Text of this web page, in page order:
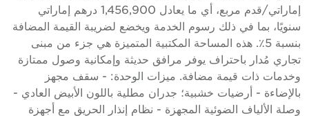
إماراتي/قدم مربع، أي ما يعادل 1,456,900 درهم إماراتي
سنويًا، بما في ذلك رسوم الخدمة ويخضع لضريبة القيمة المضافة
بنسبة 5٪. هذه المساحة المكتبية المتميزة هي جزء من مبنى
تجاري مُدار باحتراف يوفر مرافق حديثة وإمكانية وصول ممتازة
وخدمات ذات قيمة مضافة. ميزات الوحدة: - سقف مجهز
بالإضاءة - أرضيات خشبية؛ جدران مطلية باللون الأبيض العادي -
وصلة الألياف الضوئية المجهزة - نظام إنذار الحريق مع أجهزة